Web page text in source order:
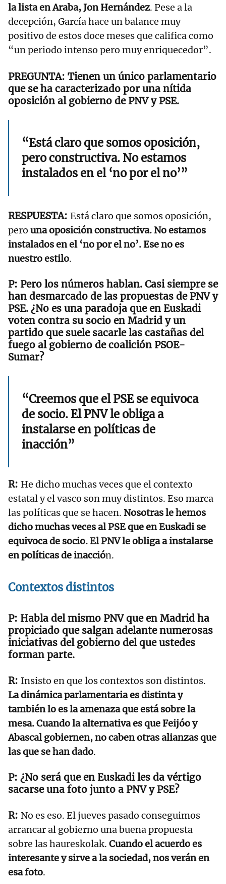
la lista en Araba, Jon Hernández. Pese a la
decepción, García hace un balance muy
positivo de estos doce meses que califica como
“un periodo intenso pero muy enriquecedor”.
Tienen un único parlamentario
que se ha caracterizado por una nítida
oposición al gobierno de PNV y PSE.
“Está claro que somos oposición,
pero constructiva. No estamos
instalados en el ‘no por el no’”
Está claro que somos oposición,
pero una oposición constructiva. No estamos
instalados en el ‘no por el no’. Ese no es
nuestro estilo.
Pero los números hablan. Casi siempre se
han desmarcado de las propuestas de PNV y
PSE. ¿No es una paradoja que en Euskadi
voten contra su socio en Madrid y un
partido que suele sacarle las castañas del
fuego al gobierno de coalición PSOE-
Sumar?
“Creemos que el PSE se equivoca
de socio. El PNV le obliga a
instalarse en políticas de
inacción”
He dicho muchas veces que el contexto
estatal y el vasco son muy distintos. Eso marca
las políticas que se hacen. Nosotras le hemos
dicho muchas veces al PSE que en Euskadi se
equivoca de socio. El PNV le obliga a instalarse
en políticas de inacción.
Contextos distintos
Habla del mismo PNV que en Madrid ha
propiciado que salgan adelante numerosas
iniciativas del gobierno del que ustedes
forman parte.
Insisto en que los contextos son distintos.
La dinámica parlamentaria es distinta y
también lo es la amenaza que está sobre la
mesa. Cuando la alternativa es que Feijóo y
Abascal gobiernen, no caben otras alianzas que
las que se han dado.
¿No será que en Euskadi les da vértigo
sacarse una foto junto a PNV y PSE?
No es eso. El jueves pasado conseguimos
arrancar al gobierno una buena propuesta
sobre las haureskolak. Cuando el acuerdo es
interesante y sirve a la sociedad, nos verán en
esa foto.